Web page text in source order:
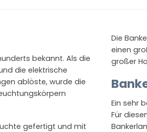
bekannt. Als die
die elektrische
ablöste, wurde die
gefertigt und mit
Die
einen
großer
Ein sehr
Für